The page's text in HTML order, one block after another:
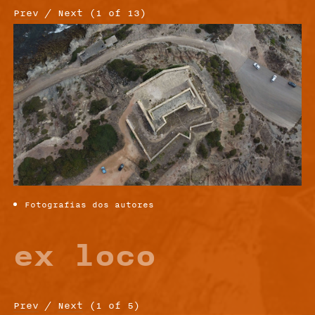
Prev / Next ( 1 of 13)
Fotografias dos autores
ex loco
Prev / Next ( 1 of 5)